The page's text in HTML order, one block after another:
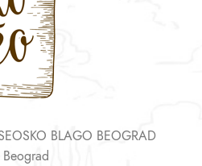
BLAGO BEOGRAD